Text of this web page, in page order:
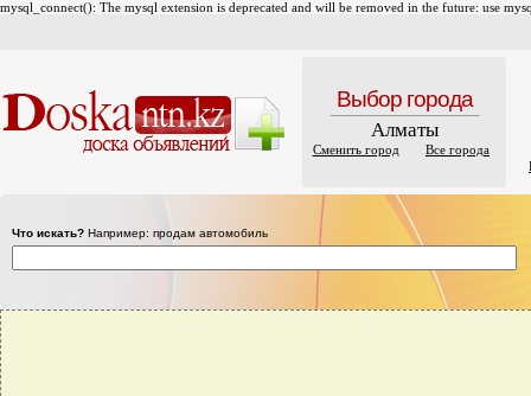
mysql_connect(): The mysql extension is deprecated and will be removed in the future: use
Выбор города
Алматы
Сменить город
Все города
Что искать? Например: продам автомобиль